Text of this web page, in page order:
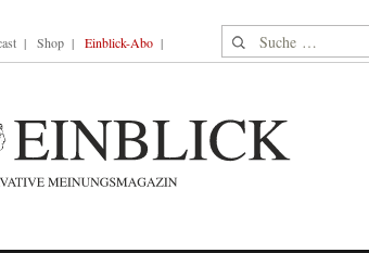
Shop Einblick-Abo Suche nach: